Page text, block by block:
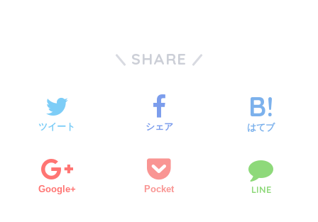
SHARE
ツイート シェア はてブ
Google+ Pocket LINE